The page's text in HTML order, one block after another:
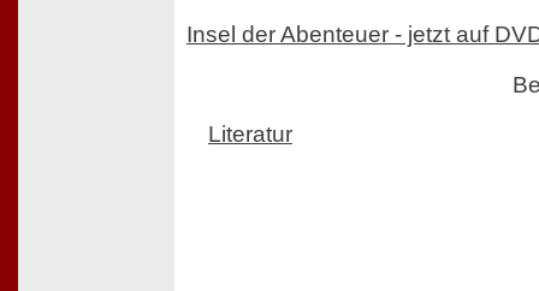
Insel der Abenteuer - jetzt auf
Literatur